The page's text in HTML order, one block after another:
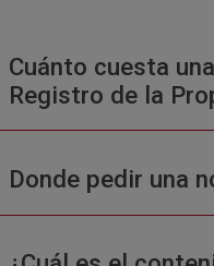
Cuánto cuesta
Registro de la
Donde pedir una